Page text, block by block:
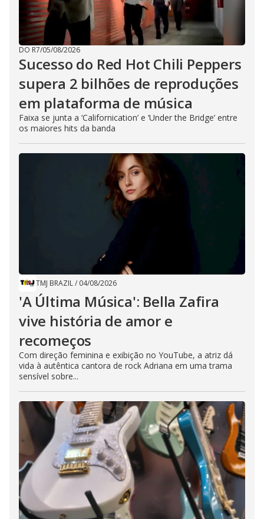
DO R7/05/08/2026
Sucesso do Red Hot Chili Peppers
supera 2 bilhões de reproduções
em plataforma de música
Faixa se junta a ‘Californication’ e ‘Under the Bridge’ entre
os maiores hits da banda
TMJ BRAZIL/ 04/08/2026
'A Última Música': Bella Zafira
vive história de amor e
recomeços
Com direção feminina e exibição no YouTube, a atriz dá
vida à autêntica cantora de rock Adriana em uma trama
sensível sobre...